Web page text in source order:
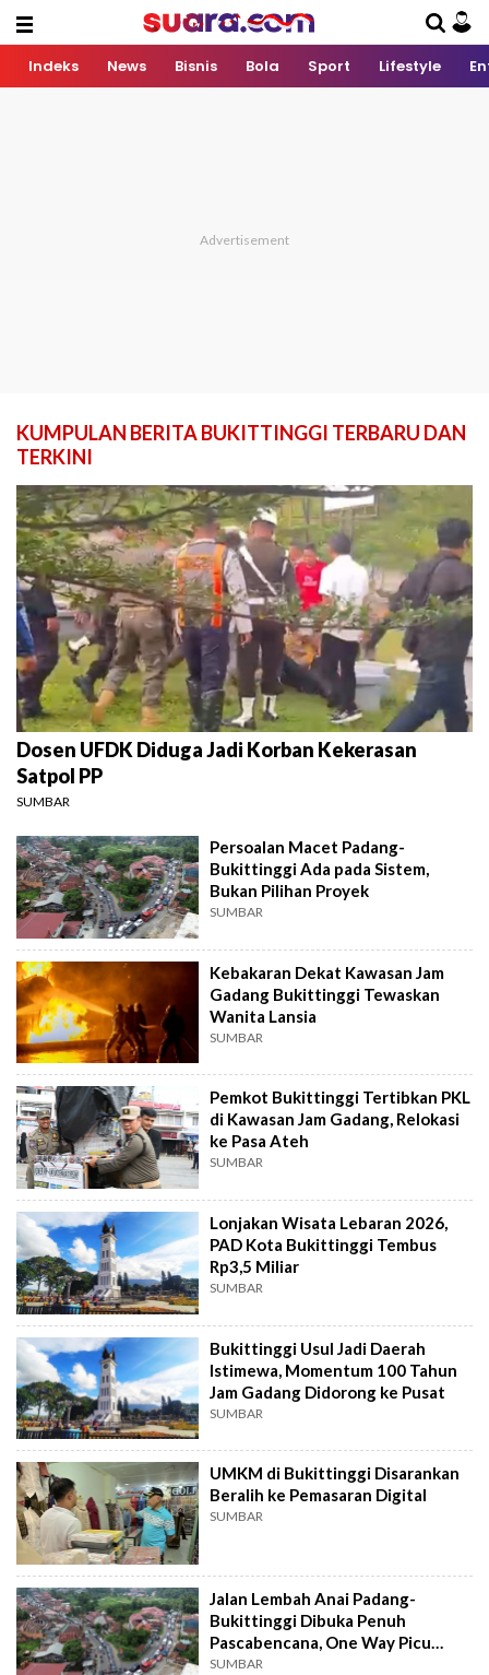
Indeks News Bisnis Bola Sport Lifestyle
KUMPULAN BERITA BUKITTINGGI TERBARU DAN
TERKINI
Dosen UFDK Diduga Jadi Korban Kekerasan
Satpol PP
SUMBAR
Persoalan Macet Padang-
Bukittinggi Ada pada Sistem,
Bukan Pilihan Proyek
SUMBAR
Kebakaran Dekat Kawasan Jam
Gadang Bukittinggi Tewaskan
Wanita Lansia
SUMBAR
Pemkot Bukittinggi Tertibkan PKL
di Kawasan Jam Gadang, Relokasi
ke Pasa Ateh
SUMBAR
Lonjakan Wisata Lebaran 2026,
PAD Kota Bukittinggi Tembus
Rp3,5 Miliar
SUMBAR
Bukittinggi Usul Jadi Daerah
Istimewa, Momentum 100 Tahun
Jam Gadang Didorong ke Pusat
SUMBAR
UMKM di Bukittinggi Disarankan
Beralih ke Pemasaran Digital
SUMBAR
Jalan Lembah Anai Padang-
Bukittinggi Dibuka Penuh
Pascabencana, One Way Picu
Macet Parah hingga 7 Km
SUMBAR